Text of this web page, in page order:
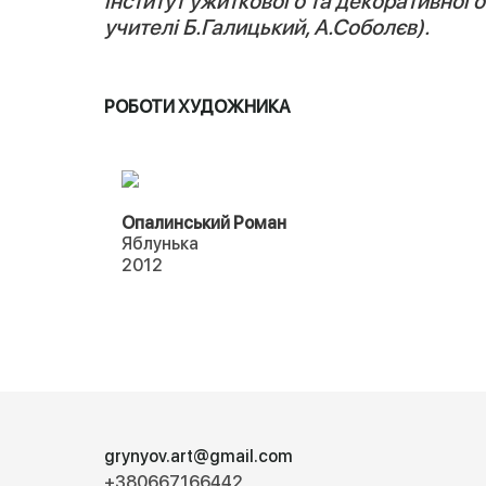
учителі Б.Галицький, А.Соболєв).
РОБОТИ ХУДОЖНИКА
Опалинський Роман
Яблунька
2012
grynyov.art@gmail.com